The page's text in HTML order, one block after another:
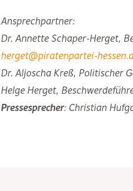
Ansprechpartner:
Dr. Annette Schaper-Herget,
herget@piratenpartei-
Dr. Aljoscha Kreß, Politischer
Helge Herget,
Pressesprecher: Christian